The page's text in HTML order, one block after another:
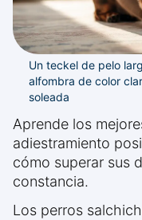
Un teckel de pelo
alfombra de color
soleada
Aprende los
adiestramiento
cómo superar sus
constancia.
Los perros